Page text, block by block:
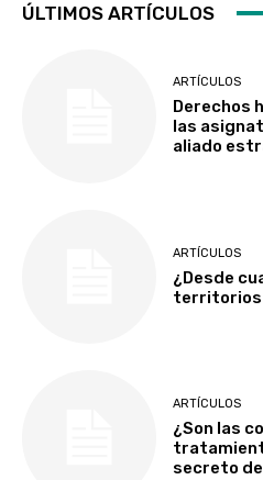
ÚLTIMOS ARTÍCULOS
ARTÍCULOS
Derechos
las
aliado
ARTÍCULOS
¿Desde
territorios
ARTÍCULOS
¿Son las
secreto